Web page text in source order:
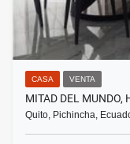
CASA VENTA
MITAD DEL MUNDO,
Quito, Pichincha,